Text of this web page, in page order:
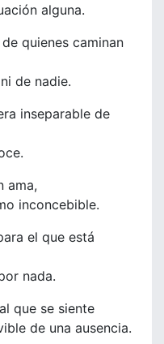
alguna.
quienes caminan
de nadie.
inseparable de
ama,
inconcebible.
el que está
nada.
que se siente
de una ausencia.